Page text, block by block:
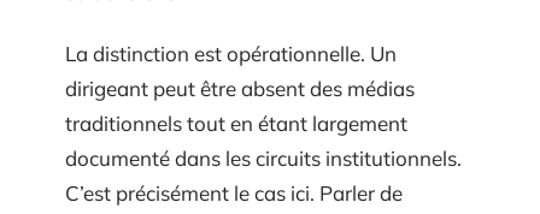
La distinction est opérationnelle. Un
dirigeant peut être absent des médias
traditionnels tout en étant largement
documenté dans les circuits institutionnels.
C’est précisément le cas ici. Parler de